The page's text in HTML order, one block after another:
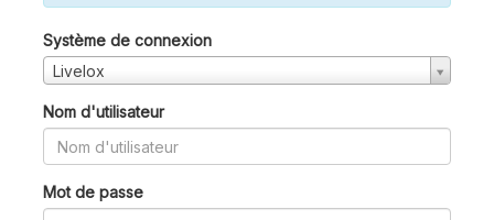
Système de connexion
Livelox
Nom d'utilisateur
Mot de passe